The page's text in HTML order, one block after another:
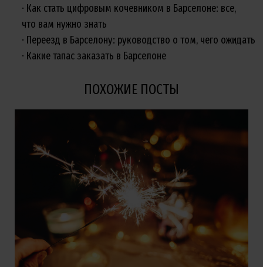
Как стать цифровым кочевником в Барселоне: все,
что вам нужно знать
Переезд в Барселону: руководство о том, чего ожидать
Какие тапас заказать в Барселоне
ПОХОЖИЕ ПОСТЫ